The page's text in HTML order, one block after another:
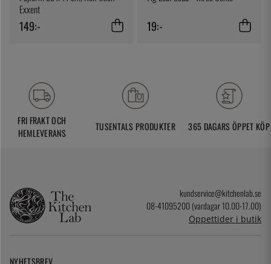
Exxent
149:- 19:-
FRI FRAKT OCH
HEMLEVERANS
TUSENTALS PRODUKTER 365 DAGARS ÖPPET KÖP
kundservice@kitchenlab.se
08-41095200 (vardagar 10.00-17.00)
Öppettider i butik
NYHETSBREV